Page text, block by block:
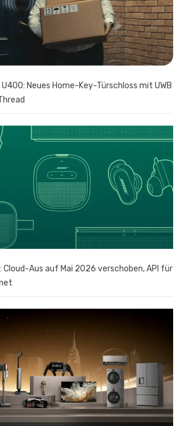
Neues Home-Key-Türschloss mit UWB
Cloud-Aus auf Mai 2026 verschoben, API für